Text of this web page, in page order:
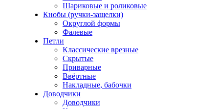
Шариковые и роликовые
Кнобы (ручки-защелки)
Округлой формы
Фалевые
Петли
Классические врезные
Скрытые
Приварные
Ввёртные
Накладные, бабочки
Доводчики
Доводчики